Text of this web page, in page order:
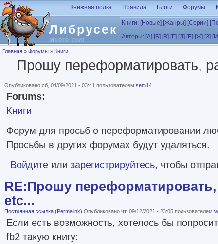
Перейти к основному содержанию
Либрусек
Много книг
Книжная полка Правила Блоги Форумы
Книги: [Новые] [Жанры] [Серии]
Авторы: [А] [Б] [В] [Г] [Д] [Е] [Ж] [З]
Вы здесь
Главная » Форумы » Книги
Прошу переформатировать,
Опубликовано сб, 04/09/2021 - 03:41 пользователем sem14
Forums:
Книги
Форум для просьб о переформатировании
Просьбы в других форумах будут удаляться.
Войдите или зарегистрируйтесь, чтобы
RE:Прошу переформатировать,
etc...
Постоянная ссылка (Permalink) Опубликовано чт, 09/12/2021 - 23:05 пользователем
Если есть возможность, хотелось бы
fb2 такую книгу: